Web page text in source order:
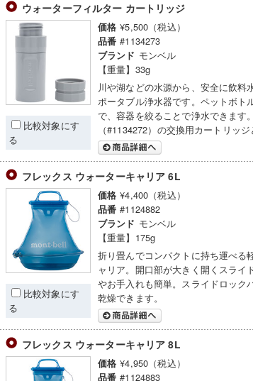
ウォーターフィルター カートリッジ
比較対象にす
る
価格 ¥5,500（税込）
品番 #1134273
ブランド モンベル
【重量】33g
川や湖などの水源から、安全に飲料
ポータブル浄水器です。ペットボト
で、容器を絞ることで浄水できます
（#1134272）の交換用カートリッ
フレックス ウォーターキャリア 6L
比較対象にす
る
価格 ¥4,400（税込）
品番 #1124882
ブランド モンベル
【重量】175g
折り畳んでコンパクトに持ち運べる
ャリア。開口部が大きく開くスライ
やお手入れも簡単。スライドロック
乾燥できます。
フレックス ウォーターキャリア 8L
価格 ¥4,950（税込）
品番 #1124883